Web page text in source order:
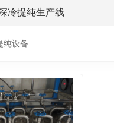
冷提纯生产线
纯设备